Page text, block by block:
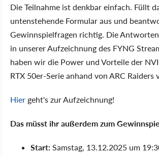
Die Teilnahme ist denkbar einfach. Füllt
untenstehende Formular aus und
Gewinnspielfragen richtig. Die
in unserer Aufzeichnung des FYNG
haben wir die Power und Vorteile der
RTX 50er-Serie anhand von ARC Raiders
Hier geht's zur Aufzeichnung!
Das müsst ihr außerdem zum
Start:Samstag, 13.12.2025 um